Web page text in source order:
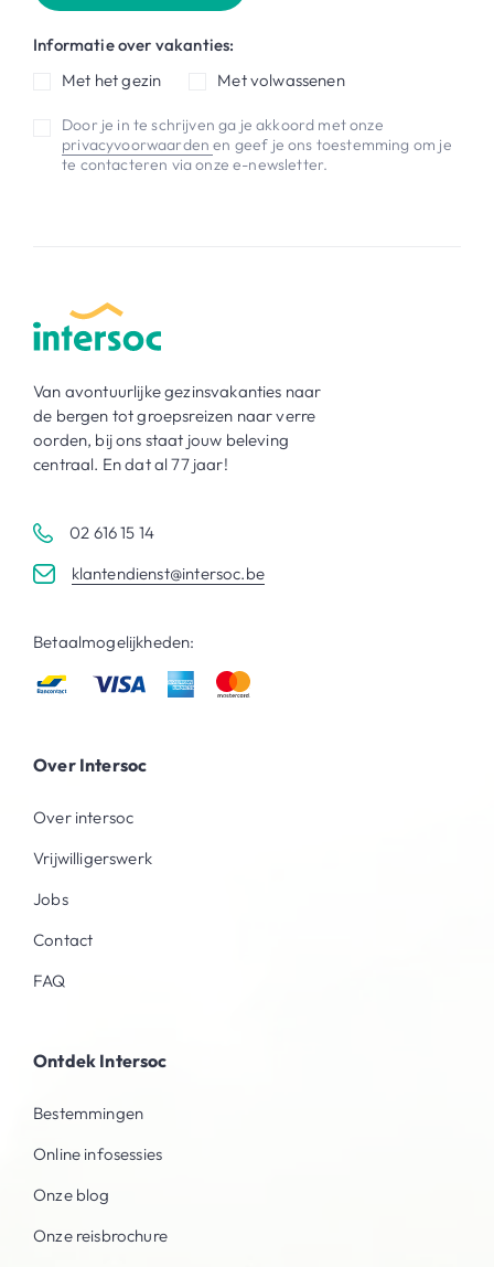
Informatie over vakanties:
Met het gezin
Met volwassenen
Door je in te schrijven ga je akkoord met onze
privacyvoorwaardenen geef je ons toestemming om je
te contacteren via onze e-newsletter.
Van avontuurlijke gezinsvakanties naar
de bergen tot groepsreizen naar verre
oorden, bij ons staat jouw beleving
centraal. En dat al 77 jaar!
02 616 15 14
klantendienst@intersoc.be
Betaalmogelijkheden:
Over Intersoc
Over intersoc
Vrijwilligerswerk
Jobs
Contact
FAQ
Ontdek Intersoc
Bestemmingen
Online infosessies
Onze blog
Onze reisbrochure